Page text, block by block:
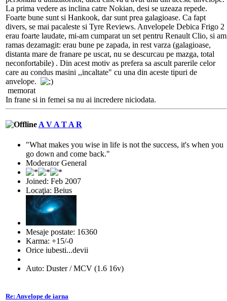
La prima vedere as inclina catre Nokian, desi se uzeaza repede.
Foarte bune sunt si Hankook, dar sunt prea galagioase. Ca fapt
divers, se mai pacaleste si Tyre Reviews. Anvelopele Debica Frigo 2
erau foarte laudate, mi-am cumparat un set pentru Renault Clio, si am
ramas dezamagit: erau bune pe zapada, in rest varza (galagioase,
distanta mare de franare pe uscat, nu se descurcau pe mazga, total
neconfortabile) . Din acest motiv as prefera sa ascult parerile celor
care au condus masini ,,incaltate" cu una din aceste tipuri de
anvelope.
memorat
In frane si in femei sa nu ai incredere niciodata.
A V A T A R
"What makes you wise in life is not the success, it's when you
go down and come back."
Moderator General
Joined: Feb 2007
Locaţia: Beius
Mesaje postate: 16360
Karma: +15/-0
Orice iubesti...devii
Auto: Duster / MCV (1.6 16v)
Re: Anvelope de iarna